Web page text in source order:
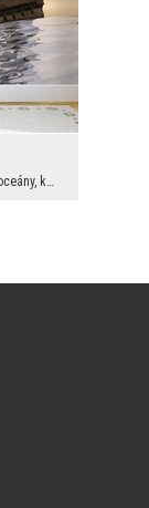
Příběhy o pirátech přeplouvajících nekonečné oceány, kteří nemilosrdně drancují lodě bohatých flo...